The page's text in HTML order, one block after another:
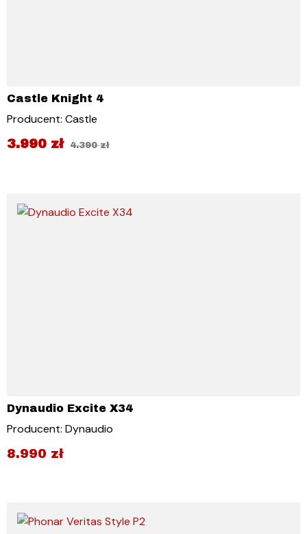
Castle Knight 4
Producent: Castle
4.390zł
3.990 zł
Dynaudio Excite X34
Producent: Dynaudio
8.990 zł